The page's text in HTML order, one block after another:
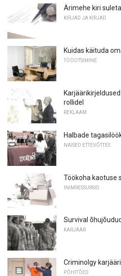
Ärimehe kiri
KIRJAD JA KIRJAD
Kuidas käituda
TÖÖOTSIMINE
rollidel
REKLAAM
Halbade
NAISED ETTEVÕTTES
Töökoha kaotuse
INIMRESSURSID
Survival
KARJÄÄR
Criminolgy
PÕHITÕED